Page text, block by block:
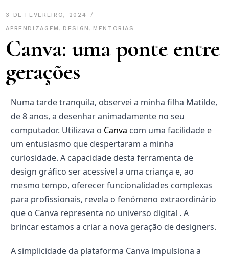
3 DE FEVEREIRO, 2024
APRENDIZAGEM, DESIGN , MENTORIAS
Canva: uma ponte entre
gerações
Numa tarde tranquila, observei a minha filha Matilde,
de 8 anos, a desenhar animadamente no seu
computador. Utilizava o Canva com uma facilidade e
um entusiasmo que despertaram a minha
curiosidade. A capacidade desta ferramenta de
design gráfico ser acessível a uma criança e, ao
mesmo tempo, oferecer funcionalidades complexas
para profissionais, revela o fenómeno extraordinário
que o Canva representa no universo digital . A
brincar estamos a criar a nova geração de designers.
A simplicidade da plataforma Canva impulsiona a